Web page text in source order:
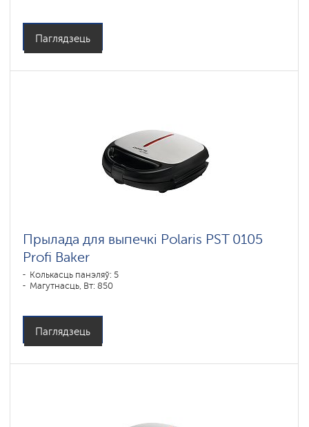
Паглядзець
Прылада для выпечкі Polaris PST 0105
Profi Baker
Колькасць панэляў: 5
Магутнасць, Вт: 850
Паглядзець